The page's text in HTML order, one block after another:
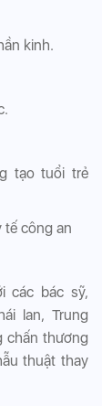
kinh.
tạo tuổi trẻ
tế công an
các bác sỹ,
lan, Trung
chấn thương
thuật thay